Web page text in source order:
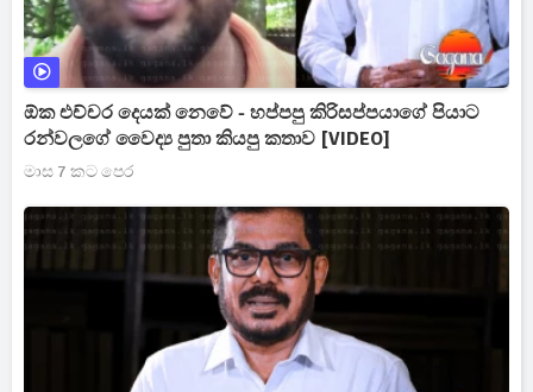
ඕක එච්චර දෙයක් නෙවේ - හප්පපු කිරිසප්පයාගේ පියාට
රන්වලගේ වෛද්‍ය පුතා කියපු කතාව [VIDEO]
මාස 7 කට පෙර